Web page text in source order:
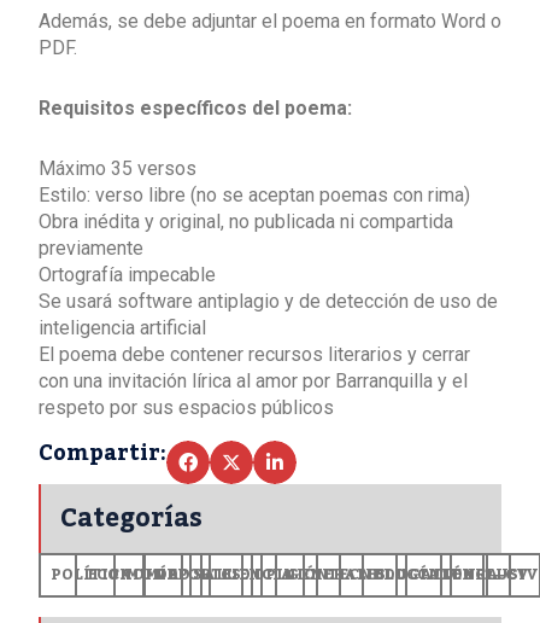
Además, se debe adjuntar el poema en formato Word o
PDF.
Requisitos específicos del poema:
Máximo 35 versos
Estilo: verso libre (no se aceptan poemas con rima)
Obra inédita y original, no publicada ni compartida
previamente
Ortografía impecable
Se usará software antiplagio y de detección de uso de
inteligencia artificial
El poema debe contener recursos literarios y cerrar
con una invitación lírica al amor por Barranquilla y el
respeto por sus espacios públicos
Compartir:
Categorías
POLÍTICA
ECONOMÍA
MUNDODEPORTES
SALUDCIENCIA
OPINIÓN
GENERALES
TECNOLOGÍA
EDUCACIÓN
CULTURA+CV